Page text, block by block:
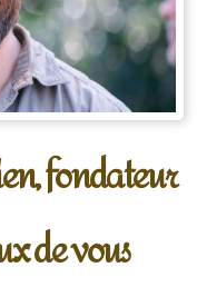
fondateur
de vous